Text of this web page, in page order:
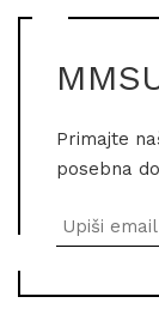
Primajte
posebna